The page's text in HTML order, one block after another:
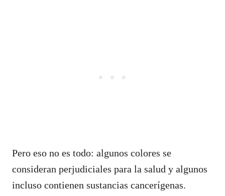
Pero eso no es todo: algunos colores se
consideran perjudiciales para la salud y algunos
incluso contienen sustancias cancerígenas.